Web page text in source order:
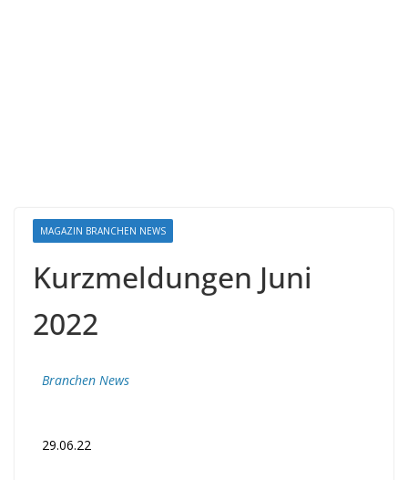
MAGAZIN BRANCHEN NEWS
Kurzmeldungen Juni
2022
Branchen News
29.06.22